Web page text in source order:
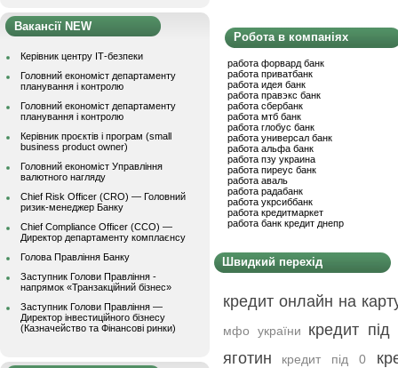
Вакансії NEW
Керівник центру ІТ-безпеки
Головний економіст департаменту
планування і контролю
Головний економіст департаменту
планування і контролю
Керівник проєктів і програм (small
business product owner)
Головний економіст Управління
валютного нагляду
Chief Risk Officer (CRO) — Головний
ризик-менеджер Банку
Chief Compliance Officer (CCO) —
Директор департаменту комплаєнсу
Голова Правління Банку
Заступник Голови Правління -
напрямок «Транзакційний бізнес»
Заступник Голови Правління —
Директор інвестиційного бізнесу
(Казначейство та Фінансові ринки)
Робота в компаніях
работа форвард банк
работа приватбанк
работа идея банк
работа правэкс банк
работа сбербанк
работа мтб банк
работа глобус банк
работа универсал банк
работа альфа банк
работа пзу украина
работа пиреус банк
работа аваль
работа радабанк
работа укрсиббанк
работа кредитмаркет
работа банк кредит днепр
Швидкий перехід
кредит онлайн на
мфо україни
кредит під
яготин
кредит під 0